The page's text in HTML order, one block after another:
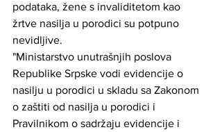
podataka, žene s invaliditetom kao
žrtve nasilja u porodici su potpuno
nevidljive.
"Ministarstvo unutrašnjih poslova
Republike Srpske vodi evidencije o
nasilju u porodici u skladu sa Zakonom
o zaštiti od nasilja u porodici i
Pravilnikom o sadržaju evidencije i